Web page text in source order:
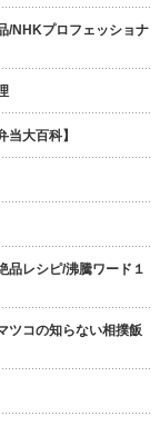
/NHKプロフェッショナ
大百科】
品レシピ/沸騰ワード１
ツコの知らない相撲飯